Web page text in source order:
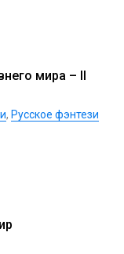
мира – II
, Русское фэнтези